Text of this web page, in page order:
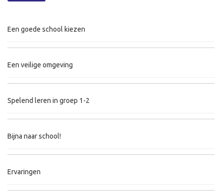
Een goede school kiezen
Een veilige omgeving
Spelend leren in groep 1-2
Bijna naar school!
Ervaringen